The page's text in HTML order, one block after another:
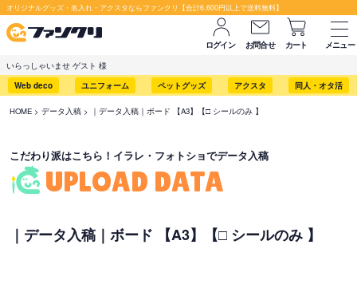
オリジナルグッズ・名入れ・アクスタならファンクリ【合計6,600円以上で送料無料】
ログイン お問合せ カート
メニュー
いらっしゃいませ ゲスト 様
Web deco
ユニフォーム ペットグッズ アクスタ 同人・オタ活
HOME データ入稿 ｜データ入稿｜ボード 【A3】【□ シールのみ 】
こだわり派はこちら！イラレ・フォトショでデータ入稿
UPLOAD DATA
｜データ入稿｜ボード 【A3】【□ シールのみ 】